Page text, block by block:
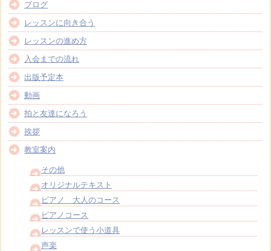
ブログ
レッスンに向き合う
レッスンの進め方
入会までの流れ
出版予定本
動画
拍と友達になろう
挨拶
教室案内
その他
オリジナルテキスト
ピアノ 大人のコース
ピアノコース
レッスンで使う小道具
声楽